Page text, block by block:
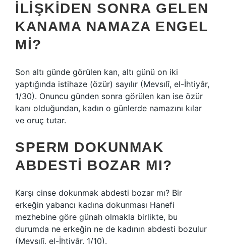
İLIŞKIDEN SONRA GELEN
KANAMA NAMAZA ENGEL
MI?
Son altı günde görülen kan, altı günü on iki
yaptığında istihaze (özür) sayılır (Mevsılî, el-İhtiyâr,
1/30). Onuncu günden sonra görülen kan ise özür
kanı olduğundan, kadın o günlerde namazını kılar
ve oruç tutar.
SPERM DOKUNMAK
ABDESTI BOZAR MI?
Karşı cinse dokunmak abdesti bozar mı? Bir
erkeğin yabancı kadına dokunması Hanefi
mezhebine göre günah olmakla birlikte, bu
durumda ne erkeğin ne de kadının abdesti bozulur
(Mevsılî, el-İhtiyâr, 1/10).